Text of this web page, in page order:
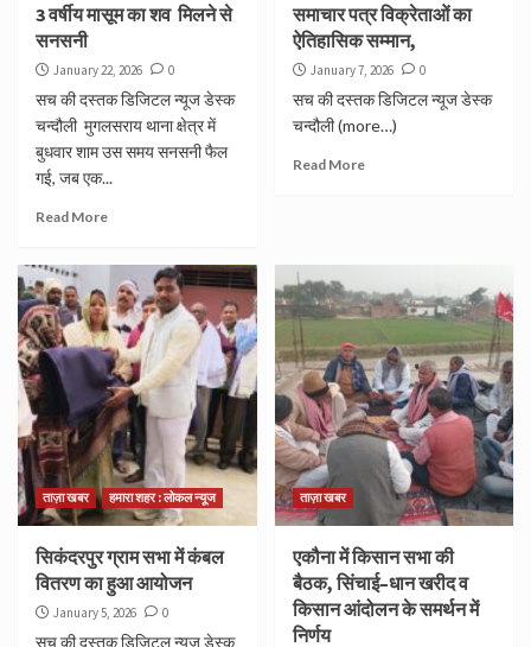
3 वर्षीय मासूम का शव मिलने से
सनसनी
January 22, 2026 0
सच की दस्तक डिजिटल न्यूज डेस्क
चन्दौली मुगलसराय थाना क्षेत्र में
बुधवार शाम उस समय सनसनी फैल
गई, जब एक...
Read More
समाचार पत्र विक्रेताओं का
ऐतिहासिक सम्मान,
January 7, 2026 0
सच की दस्तक डिजिटल न्यूज डेस्क
चन्दौली (more…)
Read More
ताज़ा खबर हमारा शहर : लोकल न्यूज
सिकंदरपुर ग्राम सभा में कंबल
वितरण का हुआ आयोजन
January 5, 2026 0
सच की दस्तक डिजिटल न्यूज डेस्क
ताज़ा खबर
एकौना में किसान सभा की
बैठक, सिंचाई–धान खरीद व
किसान आंदोलन के समर्थन में
निर्णय